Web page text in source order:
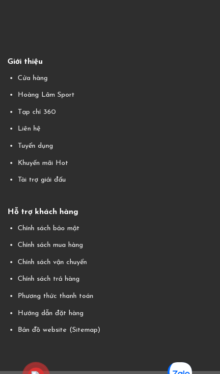
Giới thiệu
Cửa hàng
Hoàng Lâm Sport
Tạp chí 360
Liên hệ
Tuyển dụng
Khuyến mãi Hot
Tài trợ giải đấu
Hỗ trợ khách hàng
Chính sách bảo mật
Chính sách mua hàng
Chính sách vận chuyển
Chính sách trả hàng
Phương thức thanh toán
Hướng dẫn đặt hàng
Bản đồ website (Sitemap)